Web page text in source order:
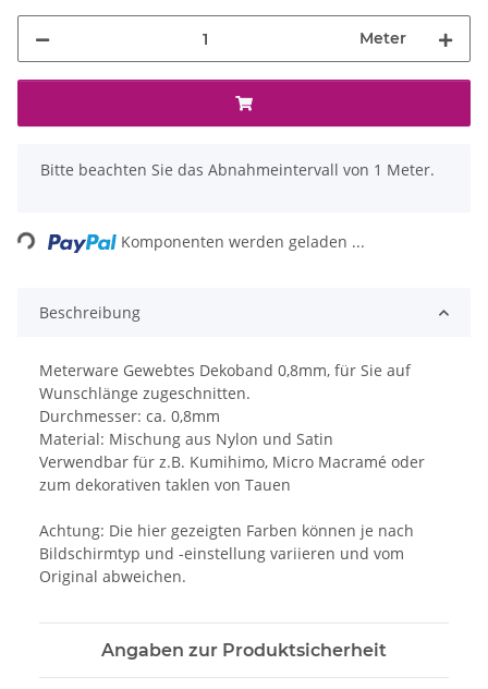
Meter
x
Bitte beachten Sie das Abnahmeintervall von 1 Meter.
Loading... Komponenten werden geladen ...
Beschreibung
Meterware Gewebtes Dekoband 0,8mm, für Sie auf
Wunschlänge zugeschnitten.
Durchmesser: ca. 0,8mm
Material: Mischung aus Nylon und Satin
Verwendbar für z.B. Kumihimo, Micro Macramé oder
zum dekorativen taklen von Tauen
Achtung: Die hier gezeigten Farben können je nach
Bildschirmtyp und -einstellung variieren und vom
Original abweichen.
Angaben zur Produktsicherheit